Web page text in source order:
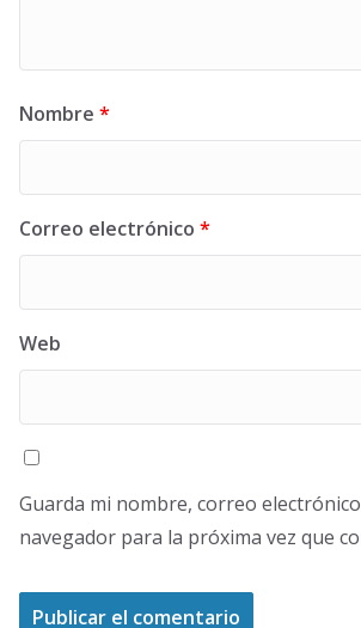
Nombre *
Correo electrónico *
Web
Guarda mi nombre, correo
navegador para la próxima vez que